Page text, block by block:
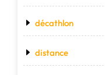
décathlon
distance